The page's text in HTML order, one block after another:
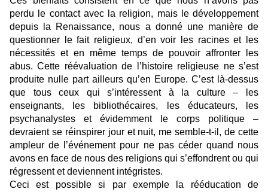
perdu le contact avec la religion, mais le développement
depuis la Renaissance, nous a donné une manière de
questionner le fait religieux, d’en voir les racines et les
nécessités et en même temps de pouvoir affronter les
abus. Cette réévaluation de l’histoire religieuse ne s’est
produite nulle part ailleurs qu’en Europe. C’est là-dessus
que tous ceux qui s’intéressent à la culture – les
enseignants, les bibliothécaires, les éducateurs, les
psychanalystes et évidemment le corps politique –
devraient se réinspirer jour et nuit, me semble-t-il, de cette
ampleur de l’événement pour ne pas céder quand nous
avons en face de nous des religions qui s’effondrent ou qui
régressent et deviennent intégristes.
Ceci est possible si par exemple la rééducation de